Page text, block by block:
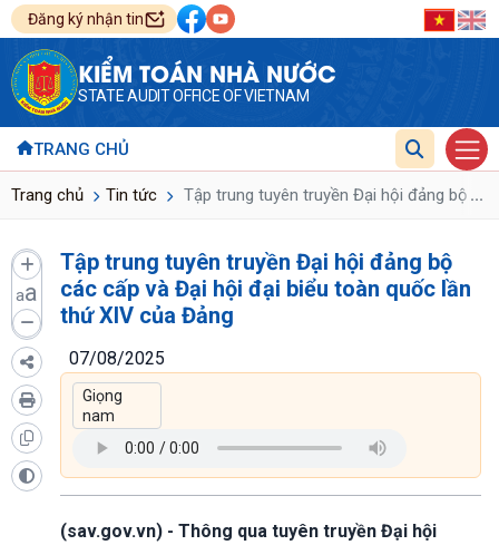
Đăng ký nhận tin
KIỂM TOÁN NHÀ NƯỚC
STATE AUDIT OFFICE OF VIETNAM
TRANG CHỦ
Trang chủ Tin tức Tập trung tuyên truyền Đại hội đảng bộ...
aa
Tập trung tuyên truyền Đại hội đảng bộ
các cấp và Đại hội đại biểu toàn quốc lần
thứ XIV của Đảng
07/08/2025
(sav.gov.vn) - Thông qua tuyên truyền Đại hội